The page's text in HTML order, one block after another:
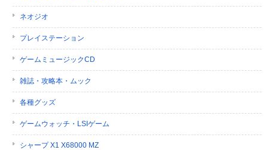
ネオジオ
プレイステーション
ゲームミュージックCD
雑誌・攻略本・ムック
各種グッズ
ゲームウォッチ・LSIゲーム
シャープ X1 X68000 MZ